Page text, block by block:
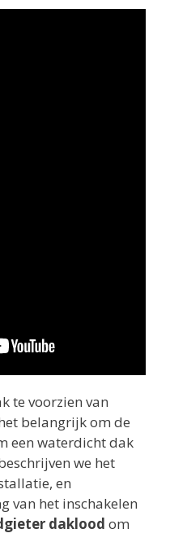
te voorzien van
belangrijk om de
een waterdicht dak
we het
en
van het inschakelen
daklood om